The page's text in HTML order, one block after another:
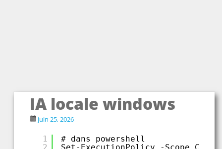
IA locale windows
juin 25, 2026
1
# dans powershell